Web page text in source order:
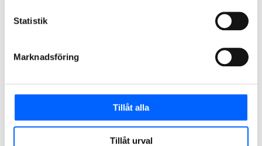
Statistik
Marknadsföring
Tillåt alla
Tillåt urval
För dig som är privatperson har vi samlat information och
också ringa oss på 020-456 000.